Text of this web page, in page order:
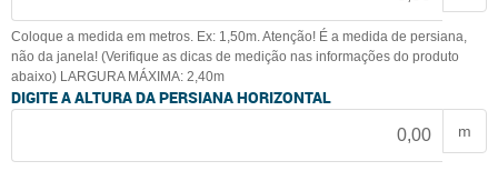
Coloque a medida em metros. Ex: 1,50m. Atenção! É a medida de persiana,
não da janela! (Verifique as dicas de medição nas informações do produto
abaixo) LARGURA MÁXIMA: 2,40m
DIGITE A ALTURA DA PERSIANA HORIZONTAL
m